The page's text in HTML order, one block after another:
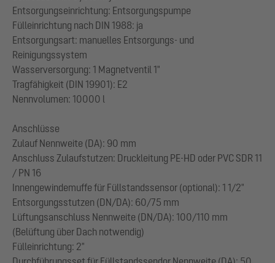
Entsorgungseinrichtung: Entsorgungspumpe
Fülleinrichtung nach DIN 1988: ja
Entsorgungsart: manuelles Entsorgungs- und
Reinigungssystem
Wasserversorgung: 1 Magnetventil 1"
Tragfähigkeit (DIN 19901): E2
Nennvolumen: 10000 l
Anschlüsse
Zulauf Nennweite (DA): 90 mm
Anschluss Zulaufstutzen: Druckleitung PE-HD oder PVC SDR 11
/ PN 16
Innengewindemuffe für Füllstandssensor (optional): 1 1/2"
Entsorgungsstutzen (DN/DA): 60/75 mm
Lüftungsanschluss Nennweite (DN/DA): 100/110 mm
(Belüftung über Dach notwendig)
Fülleinrichtung: 2"